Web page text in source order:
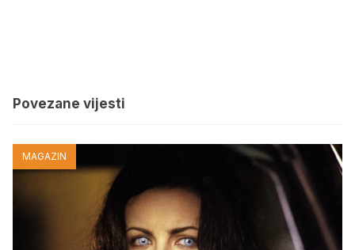
Povezane vijesti
MAGAZIN